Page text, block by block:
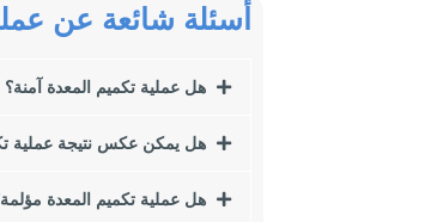
في هذا المقال نريد أن نتحدث عن إحدى أهم طرق إنقاص
ما هي أسباب زيادة الوزن والسمنة؟
أسئلة شائعة عن
هل عملية تكميم المعدة آمنة؟
هل يمكن عكس نتيجة عملية
هل عملية تكميم المعدة